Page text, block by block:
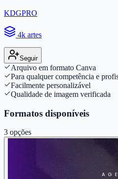
KDGPRO
4k artes
Seguir
Arquivo em formato Canva
Para qualquer competência e
Facilmente personalizável
Qualidade de imagem verificada
Formatos disponíveis
3 opções